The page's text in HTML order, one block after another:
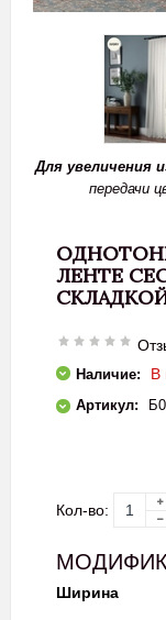
Для увеличения
передачи
ЛЕНТЕ
Наличие: В
Артикул:
Кол-во:
Ширина